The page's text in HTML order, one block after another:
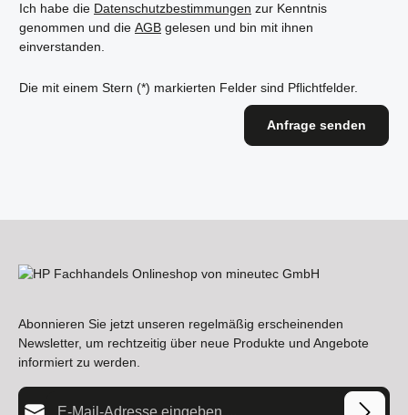
Ich habe die Datenschutzbestimmungen zur Kenntnis
genommen und die AGB gelesen und bin mit ihnen
einverstanden.
Die mit einem Stern (*) markierten Felder sind Pflichtfelder.
Anfrage senden
Abonnieren Sie jetzt unseren regelmäßig erscheinenden
Newsletter, um rechtzeitig über neue Produkte und Angebote
informiert zu werden.
E-Mail-Adresse*